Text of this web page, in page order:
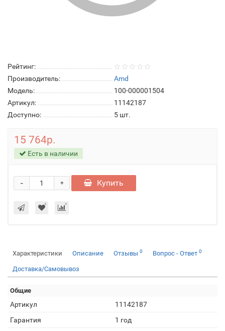
Рейтинг:
Производитель:
Amd
Модель:
100-000001504
Артикул:
11142187
Доступно:
5 шт.
15 764р.
Есть в наличии
+
- Купить
Характеристики Описание Отзывы 0 Вопрос - Ответ 0
Доставка/Самовывоз
Общие
Артикул
11142187
Гарантия
1 год